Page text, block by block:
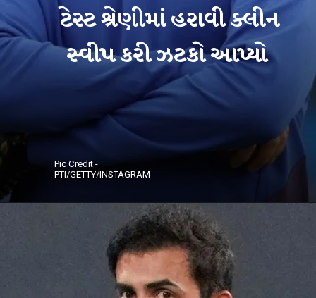
ટેસ્ટ શ્રેણીમાં હરાવી ક્લીન
સ્વીપ કરી ઝટકો આપ્યો
Pic Credit -